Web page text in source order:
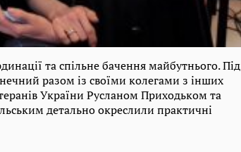
та спільне бачення майбутнього. Під
разом із своїми колегами з інших
України Русланом Приходьком та
детально окреслили практичні